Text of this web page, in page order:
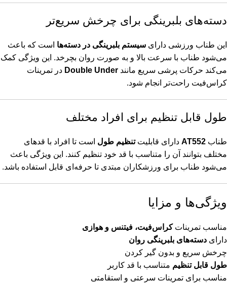
دسته‌های بلبرینگی برای چرخش سریع‌تر
این طناب ورزشی دارای سیستم بلبرینگی در دسته‌ها است که باعث
می‌شود طناب با سرعت بالا و به صورت روان بچرخد. این ویژگی کمک
می‌کند حرکات پرشی سریع مانند Double Under در تمرینات
کراس‌فیت راحت‌تر انجام شود.
طول قابل تنظیم برای افراد مختلف
طناب AT552 دارای قابلیتتنظیم طول است تا افراد با قدهای
مختلف بتوانند آن را متناسب با قد خود تنظیم کنند. این ویژگی باعث
می‌شود طناب برای ورزشکاران مبتدی تا حرفه‌ای قابل استفاده باشد.
ویژگی‌ها و مزایا
مناسب تمریناتکراس‌فیت، فیتنس و هوازی
دارای دسته‌های بلبرینگی روان
چرخش سریع و بدون گیر کردن
طول قابل تنظیم متناسب با قد کاربر
مناسب برای تمرینات سرعتی و استقامتی